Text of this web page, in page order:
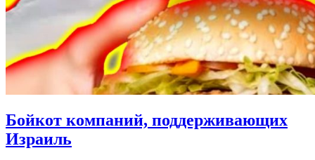
Бойкот компаний, поддерживающих
Израиль